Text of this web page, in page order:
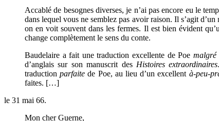
Accablé de besognes diverses, je n’ai pas encore eu le
dans lequel vous ne semblez pas avoir raison. Il s’agit
on en voit souvent dans les fermes. Il est bien évident
change complètement le sens du conte.
Baudelaire a fait une traduction excellente de Poe malgré
d’anglais sur son manuscrit des Histoires extraordinaires
traductionparfaite de Poe, au lieu d’un excellent à-peu-
faites. […]
le 31 mai 66.
Mon cher Guerne,